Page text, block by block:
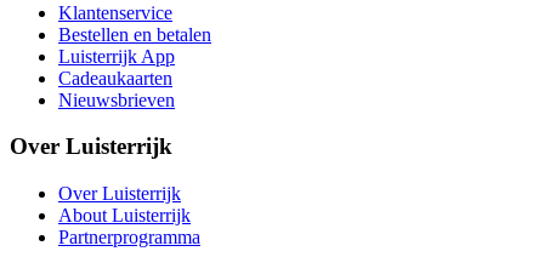
Klantenservice
Bestellen en betalen
Luisterrijk App
Cadeaukaarten
Nieuwsbrieven
Over Luisterrijk
Over Luisterrijk
About Luisterrijk
Partnerprogramma